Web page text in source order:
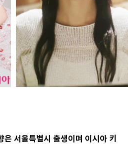
서울특별시 출생이며 이시아 키